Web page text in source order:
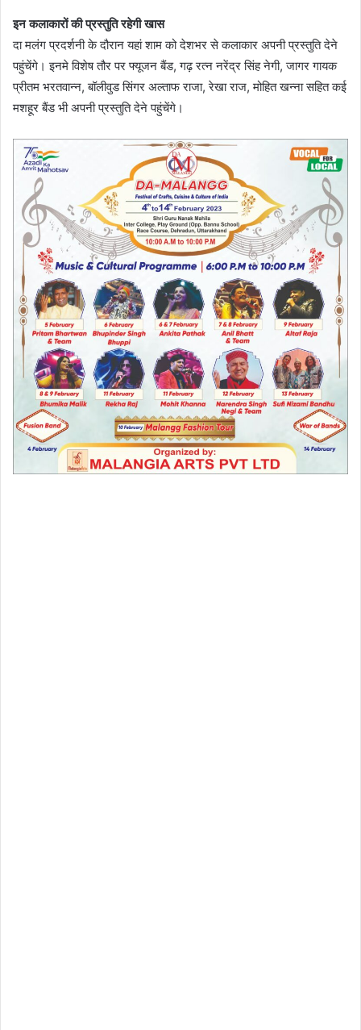
इन कलाकारों की प्रस्तुति रहेगी खास
दा मलंग प्रदर्शनी के दौरान यहां शाम को देशभर से कलाकार अपनी प्रस्तुति देने
पहुंचेंगे। इनमे विशेष तौर पर फ्यूजन बैंड, गढ़ रत्न नरेंद्र सिंह नेगी, जागर गायक
प्रीतम भरतवान्न, बॉलीवुड सिंगर अल्ताफ राजा, रेखा राज, मोहित खन्ना सहित कई
मशहूर बैंड भी अपनी प्रस्तुति देने पहुंचेंगे।